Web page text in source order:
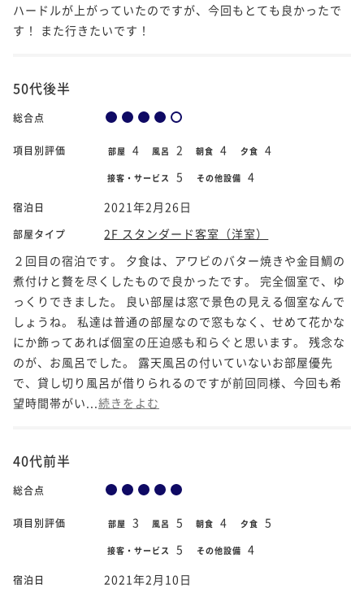
ハードルが上がっていたのですが、今回もとても良かったで
す！ また行きたいです！
50代後半
総合点
項目別評価 部屋 4 風呂 2 朝食 4 夕食 4
接客・サービス 5 その他設備 4
宿泊日 2021年2月26日
部屋タイプ
2F スタンダード客室（洋室）
２回目の宿泊です。 夕食は、アワビのバター焼きや金目鯛の
煮付けと贅を尽くしたもので良かったです。 完全個室で、ゆ
っくりできました。 良い部屋は窓で景色の見える個室なんで
しょうね。 私達は普通の部屋なので窓もなく、せめて花かな
にか飾ってあれば個室の圧迫感も和らぐと思います。 残念な
のが、お風呂でした。 露天風呂の付いていないお部屋優先
で、貸し切り風呂が借りられるのですが前回同様、今回も希
望時間帯がい... 続きをよむ
40代前半
総合点
項目別評価 部屋 3 風呂 5 朝食 4 夕食 5
接客・サービス 5 その他設備 4
宿泊日 2021年2月10日